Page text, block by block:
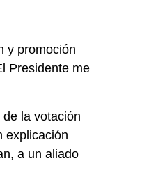
y promoción
Presidente me
la votación
explicación
a un aliado